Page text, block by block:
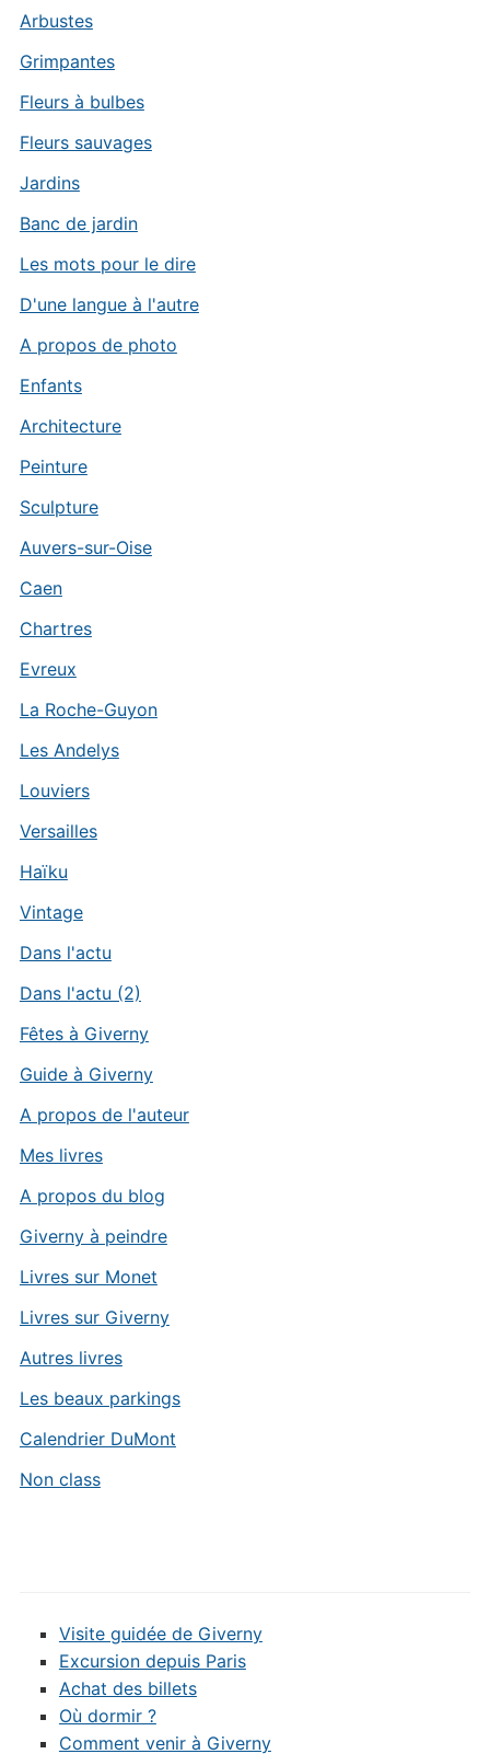
Arbustes
Grimpantes
Fleurs à bulbes
Fleurs sauvages
Jardins
Banc de jardin
Les mots pour le dire
D'une langue à l'autre
A propos de photo
Enfants
Architecture
Peinture
Sculpture
Auvers-sur-Oise
Caen
Chartres
Evreux
La Roche-Guyon
Les Andelys
Louviers
Versailles
Haïku
Vintage
Dans l'actu
Dans l'actu (2)
Fêtes à Giverny
Guide à Giverny
A propos de l'auteur
Mes livres
A propos du blog
Giverny à peindre
Livres sur Monet
Livres sur Giverny
Autres livres
Les beaux parkings
Calendrier DuMont
Non class
Visite guidée de Giverny
Excursion depuis Paris
Achat des billets
Où dormir ?
Comment venir à Giverny